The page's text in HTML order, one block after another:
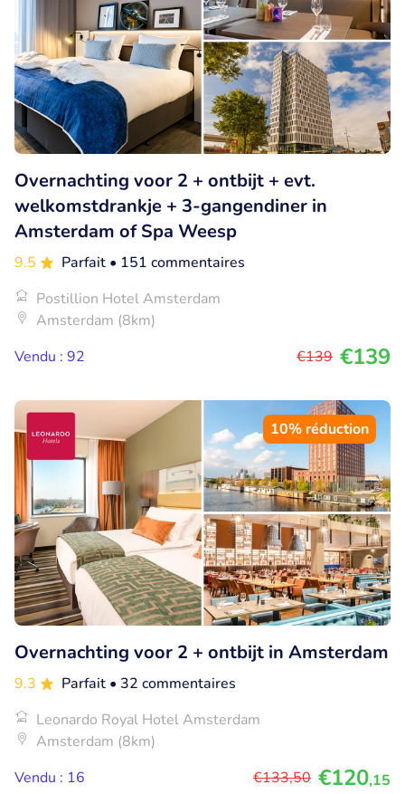
Overnachting voor 2 + ontbijt + evt.
welkomstdrankje + 3-gangendiner in
Amsterdam of Spa Weesp
9.5 Parfait • 151 commentaires
Postillion Hotel Amsterdam
Amsterdam (8km)
Vendu : 92
€139 €139
10% réduction
Overnachting voor 2 + ontbijt in Amsterdam
9.3 Parfait • 32 commentaires
Leonardo Royal Hotel Amsterdam
Amsterdam (8km)
Vendu : 16
€133,50 €120,15